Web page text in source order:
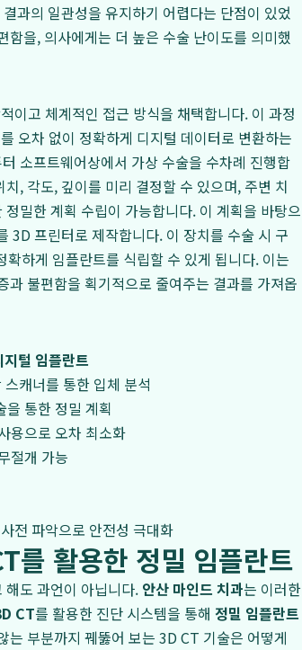
과의 일관성을 유지하기 어렵다는 단점이 있었
을, 의사에게는 더 높은 수술 난이도를 의미했
이고 체계적인 접근 방식을 채택합니다. 이 과정
오차 없이 정확하게 디지털 데이터로 변환하는
소프트웨어상에서 가상 수술을 수차례 진행합
, 각도, 깊이를 미리 결정할 수 있으며, 주변 치
밀한 계획 수립이 가능합니다. 이 계획을 바탕으
3D 프린터로 제작합니다. 이 장치를 수술 시 구
하게 임플란트를 식립할 수 있게 됩니다. 이는
불편함을 획기적으로 줄여주는 결과를 가져옵
지털 임플란트
캐너를 통한 입체 분석
을 통한 정밀 계획
용으로 오차 최소화
절개 가능
전 파악으로 안전성 극대화
를 활용한 정밀 임플란트
도 과언이 아닙니다. 안산 마인드 치과는 이러한
CT를 활용한 진단 시스템을 통해 정밀 임플란트
부분까지 꿰뚫어 보는 3D CT 기술은 어떻게